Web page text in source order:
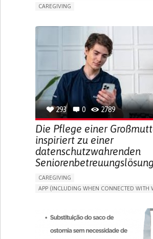
CAREGIVING
BODY-WORN SOLUTIONS (CLOTHING,
SHOES, SENSORS...)
ALLEVIATING ALLERGIES
PREVENTING (VACCINATION, PROTECTION,
RESEARCH/MAPPING)
CAREGIVING SUPPORT
IMMUNO-
SPAIN
293 0 2789
Die Pflege einer
inspiriert zu einer
datenschutzwahrenden
Seniorenbetreuungslösung
CAREGIVING
APP (INCLUDING WHEN CONNECTED WITH
ASSISTIVE DAILY LIFE DEVICE (TO HELP ADL)
PROMOTING SELF-MANAGEMENT
PREVENTING (VACCINATION, PROTECTION,